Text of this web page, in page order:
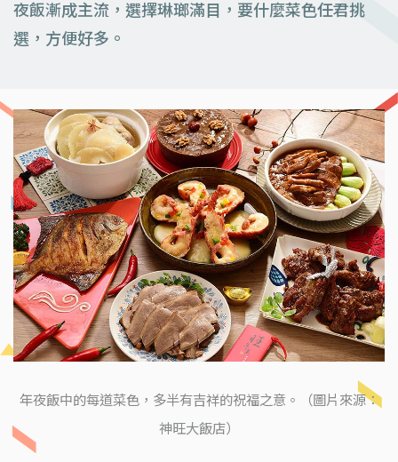
夜飯漸成主流，選擇琳瑯滿目，要什麼菜色任君挑
選，方便好多。
年夜飯中的每道菜色，多半有吉祥的祝福之意。（圖片來源：
神旺大飯店）